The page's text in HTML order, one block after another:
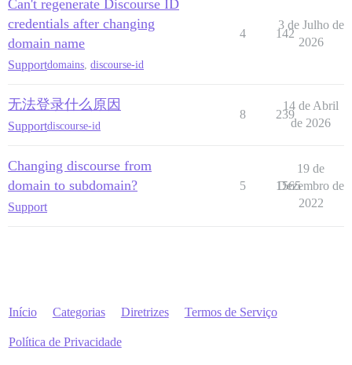
Can't regenerate Discourse ID
credentials after changing
domain name
Supportdomains, discourse-id
4 142
3 de Julho de
2026
无法登录什么原因
Supportdiscourse-id
8 239
14 de Abril
de 2026
Changing discourse from
domain to subdomain?
Support
5 1565
19 de
Dezembro de
2022
Início Categorias Diretrizes Termos de Serviço
Política de Privacidade